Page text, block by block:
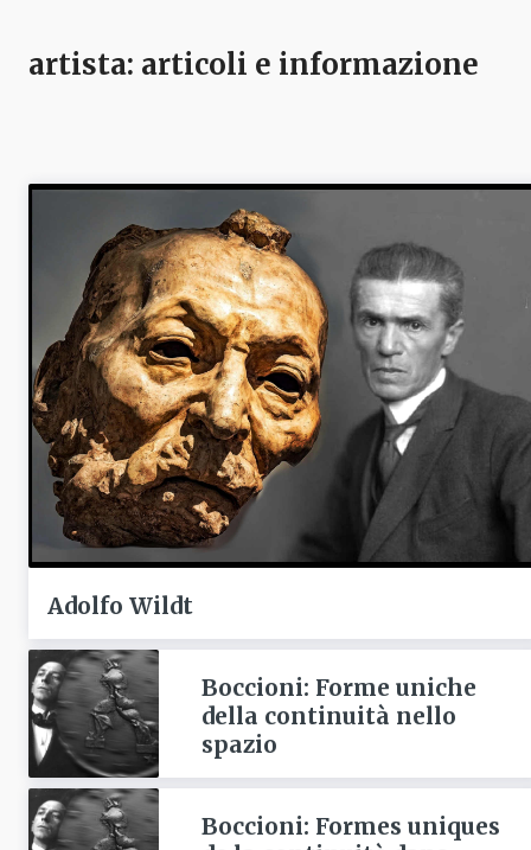
artista: articoli e informazione
Adolfo Wildt
Boccioni: Forme uniche
della continuità nello
spazio
Boccioni: Formes uniques